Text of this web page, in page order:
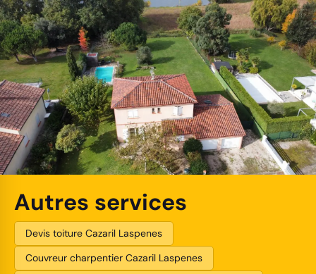
Autres services
Devis toiture Cazaril Laspenes
Couvreur charpentier Cazaril Laspenes